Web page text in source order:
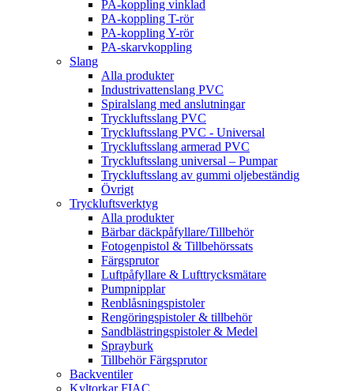
PA-koppling vinklad
PA-koppling T-rör
PA-koppling Y-rör
PA-skarvkoppling
Slang
Alla produkter
Industrivattenslang PVC
Spiralslang med anslutningar
Tryckluftsslang PVC
Tryckluftsslang PVC - Universal
Tryckluftsslang armerad PVC
Tryckluftsslang universal – Pumpar
Tryckluftsslang av gummi oljebeständig
Övrigt
Tryckluftsverktyg
Alla produkter
Bärbar däckpåfyllare/Tillbehör
Fotogenpistol & Tillbehörssats
Färgsprutor
Luftpåfyllare & Lufttrycksmätare
Pumpnipplar
Renblåsningspistoler
Rengöringspistoler & tillbehör
Sandblästringspistoler & Medel
Sprayburk
Tillbehör Färgsprutor
Backventiler
Kyltorkar FIAC